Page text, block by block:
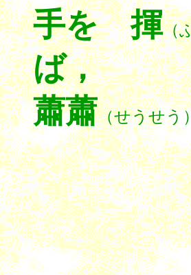
手を 揮（
ば，
蕭蕭（せうせう